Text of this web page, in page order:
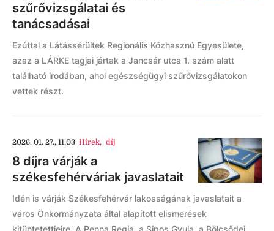
szűrővizsgálatai és
tanácsadásai
Ezúttal a Látássérültek Regionális Közhasznú Egyesülete,
azaz a LÁRKE tagjai jártak a Jancsár utca 1. szám alatt
található irodában, ahol egészségügyi szűrővizsgálatokon
vettek részt.
2026. 01. 27., 11:03 Hírek, díj
8 díjra várják a
székesfehérváriak javaslatait
Idén is várják Székesfehérvár lakosságának javaslatait a
város Önkormányzata által alapított elismerések
kitüntetettjeire. A Penna Regia, a Sipos Gyula, a Bölcsődei